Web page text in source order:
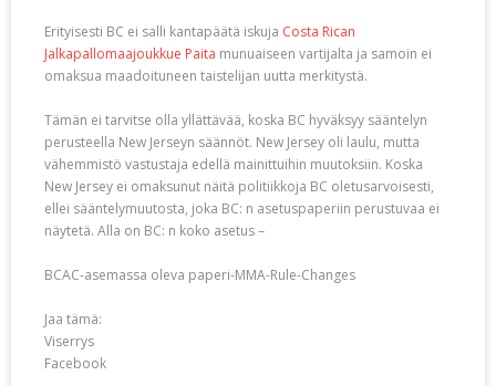
Erityisesti BC ei salli kantapäätä iskuja Costa Rican
Jalkapallomaajoukkue Paita munuaiseen vartijalta ja samoin ei
omaksua maadoituneen taistelijan uutta merkitystä.
Tämän ei tarvitse olla yllättävää, koska BC hyväksyy sääntelyn
perusteella New Jerseyn säännöt. New Jersey oli laulu, mutta
vähemmistö vastustaja edellä mainittuihin muutoksiin. Koska
New Jersey ei omaksunut näitä politiikkoja BC oletusarvoisesti,
ellei sääntelymuutosta, joka BC: n asetuspaperiin perustuvaa ei
näytetä. Alla on BC: n koko asetus –
BCAC-asemassa oleva paperi-MMA-Rule-Changes
Jaa tämä:
Viserrys
Facebook